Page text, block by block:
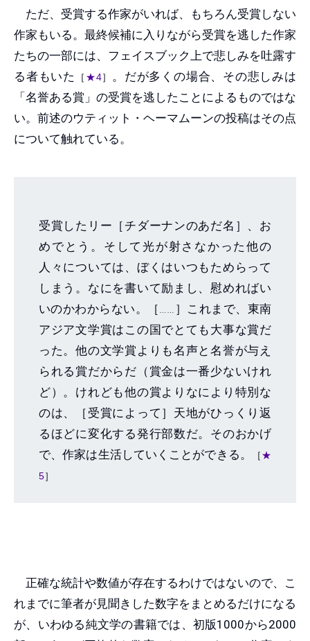
ただ、受賞する作家がいれば、もちろん受賞しない
作家もいる。最終候補に入りながら受賞を逃した作家
たちの一部には、フェイスブック上で悲しみを吐露す
る者もいた
［ ★4］ 。だが多くの場合、その悲しみは
「名誉ある賞」の受賞を逃したことによるものではな
い。前述のウティット・ヘーマムーンの投稿はその点
について触れている。
受賞したリー［チダーナンのあだ名］、お
めでとう。そして光が射さなかった他の
人々については、ぼくはいつもためらって
しまう。なにを書いて励まし、慰めればい
いのかわからない。［……］これまで、東南
アジア文学賞はこの国でとても大事な賞だ
った。他の文学賞よりも名声と名誉が与え
られる賞だからだ（賞金は一番少ないけれ
ど）。けれども他の賞よりなにより特別な
のは、［受賞によって］天地がひっくり返
るほどに変化する発行部数だ。そのおかげ
で、作家は生活していくことができる。
［ ★
5］
正確な統計や数値が存在するわけではないので、こ
れまでに筆者が見聞きした数字をまとめるだけになる
が、いわゆる純文学の書籍では、初版1000から2000